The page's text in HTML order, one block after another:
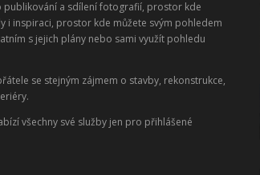
publikování a sdílení fotografií, prostor kde
i inspiraci, prostor kde můžete svým pohledem
s jejich plány nebo sami využít pohledu
se stejným zájmem o stavby, rekonstrukce,
všechny své služby jen pro přihlášené